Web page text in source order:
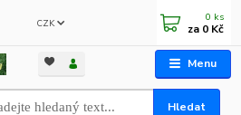
Menu
CZK
Hledat
0 ks
za 0 Kč